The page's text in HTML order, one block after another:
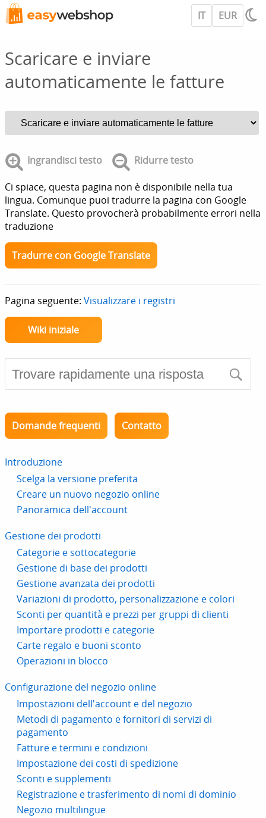
IT EUR
Scaricare e inviare
automaticamente le fatture
Ingrandisci testo Ridurre testo
Ci spiace, questa pagina non è disponibile nella tua
lingua. Comunque puoi tradurre la pagina con Google
Translate. Questo provocherà probabilmente errori nella
traduzione
Tradurre con Google Translate
Pagina seguente: Visualizzare i registri
Wiki iniziale
Domande frequenti Contatto
Introduzione
Scelga la versione preferita
Creare un nuovo negozio online
Panoramica dell'account
Gestione dei prodotti
Categorie e sottocategorie
Gestione di base dei prodotti
Gestione avanzata dei prodotti
Variazioni di prodotto, personalizzazione e colori
Sconti per quantità e prezzi per gruppi di clienti
Importare prodotti e categorie
Carte regalo e buoni sconto
Operazioni in blocco
Configurazione del negozio online
Impostazioni dell'account e del negozio
Metodi di pagamento e fornitori di servizi di
pagamento
Fatture e termini e condizioni
Impostazione dei costi di spedizione
Sconti e supplementi
Registrazione e trasferimento di nomi di dominio
Negozio multilingue